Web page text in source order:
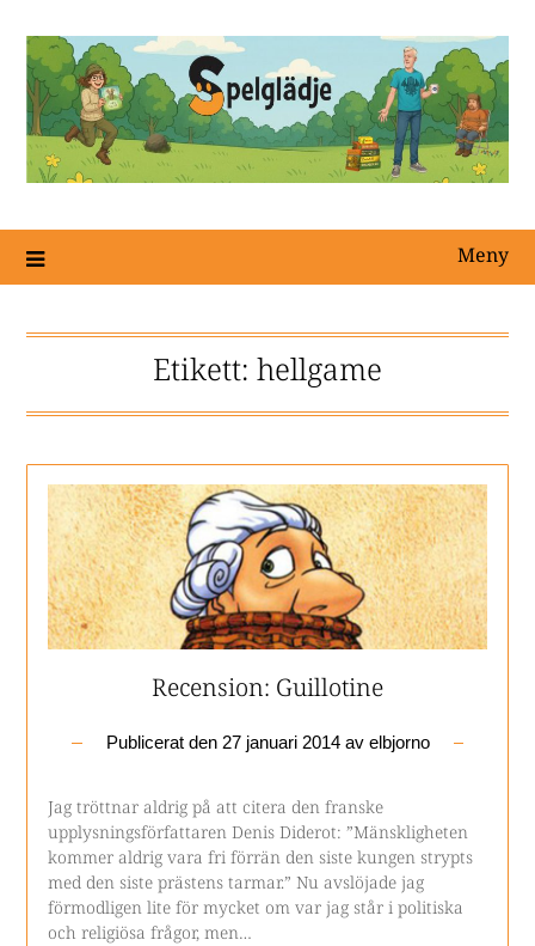
Meny
Etikett: hellgame
Recension: Guillotine
Publicerat den 27 januari 2014av elbjorno
Jag tröttnar aldrig på att citera den franske
upplysningsförfattaren Denis Diderot: ”Mänskligheten
kommer aldrig vara fri förrän den siste kungen strypts
med den siste prästens tarmar.” Nu avslöjade jag
förmodligen lite för mycket om var jag står i politiska
och religiösa frågor, men…